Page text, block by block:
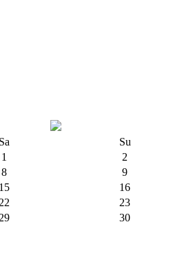
Sa
Su
1
2
8
9
15
16
22
23
29
30